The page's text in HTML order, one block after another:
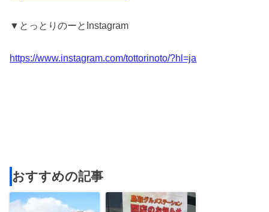
▼とっとりのーとInstagram
https://www.instagram.com/tottorinoto/?hl=ja
おすすめの記事